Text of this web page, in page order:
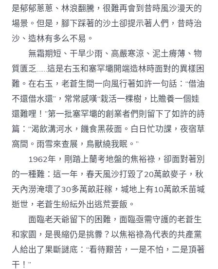
是郁郁蔥蔥、林浪翻騰，很難再會到昔時風沙漫天的
場景。但是，腳下踩著的沙土卻提示著人們，昔時治
沙、造林有多么不易。
無霜期短、干旱少雨、高嚴寒涼、泥土瘠薄、物
質匱乏……這是右玉和塞罕壩開端造林時面對的異樣困
難。在右玉，老蒼生間一向風行著如許一句話：“借油
不還借水還”，常常感嘆“栽活一棵樹，比贍養一個娃
還難哩！”第一批塞罕壩的創業者們則留下了如許的詩
篇：“渴飲溝河水，饑食黑莜面。白日忙功課，夜宿草
窩間。雨雪來查展，鳥獸繞我眠。”
1962年，剛踏上蘭考地盤的焦裕祿，卻面對著別
的一種難：這一年，春天風沙打毀了20萬畝麥子，秋
天內澇淹壞了30多萬畝莊稼，堿地上有10萬畝禾苗堿
逝世，老蒼生紛紜外出逃荒要飯。
面臨老天爺留下的困難，面臨亟需守護的老蒼生
和家園，是畏縮仍是挑釁？以焦裕祿為代表的共產黨
人給出了果斷謎底：“看待艱苦，一是不怕，二是頂著
干！”